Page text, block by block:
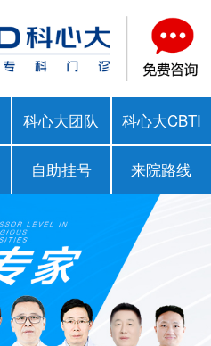
科心大团队 科心大CBTI
自助挂号 来院路线